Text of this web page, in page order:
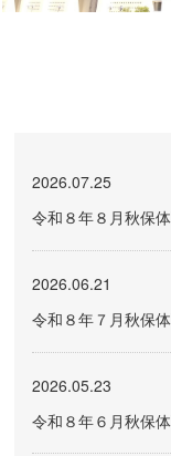
2026.07.25
令和８年８月秋保
2026.06.21
令和８年７月秋保
2026.05.23
令和８年６月秋保